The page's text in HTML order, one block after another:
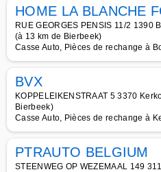
HOME LA BLANCHE
RUE GEORGES PENSIS 11/2 1390
(à 13 km de Bierbeek)
Casse Auto, Pièces de rechange à
BVX
KOPPELEIKENSTRAAT 5 3370
Bierbeek)
Casse Auto, Pièces de rechange à
PTRAUTO BELGIUM
STEENWEG OP WEZEMAAL 149